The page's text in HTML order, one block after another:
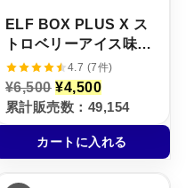
ELF BOX PLUS X ス
トロベリーアイス味
【ニコパフ】5%
4.7 (7件)
¥6,500 元
の
価
格
は
¥
¥4,500現
在
の
価
格
は
累計販売数：49,154
カートに入れる